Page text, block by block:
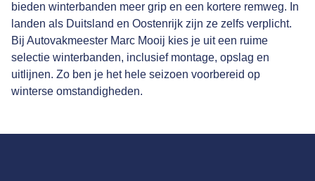
bieden winterbanden meer grip en een kortere remweg. In
landen als Duitsland en Oostenrijk zijn ze zelfs verplicht.
Bij Autovakmeester Marc Mooij kies je uit een ruime
selectie winterbanden, inclusief montage, opslag en
uitlijnen. Zo ben je het hele seizoen voorbereid op
winterse omstandigheden.